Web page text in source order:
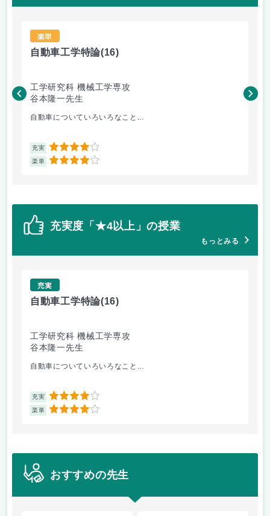
楽単
自動車工学特論(16)
工学研究科 機械工学専攻
谷本隆一先生
自動車についていろいろなこと...
充実 4
楽単 4
松
充実度「★4以上」の授業
もっとみる
充実
自動車工学特論(16)
工学研究科 機械工学専攻
谷本隆一先生
自動車についていろいろなこと...
充実 4
楽単 4
おすすめの先生